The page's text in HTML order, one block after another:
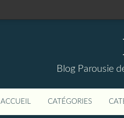
Blog Parousie
ACCUEIL CATÉGORIES